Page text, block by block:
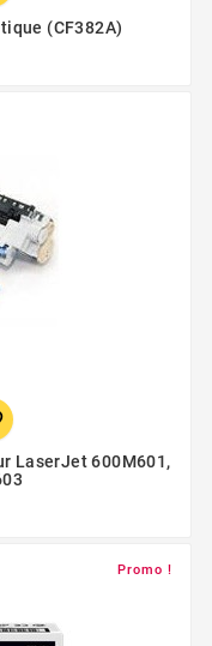
(CF382A)
LaserJet 600M601,
Promo !